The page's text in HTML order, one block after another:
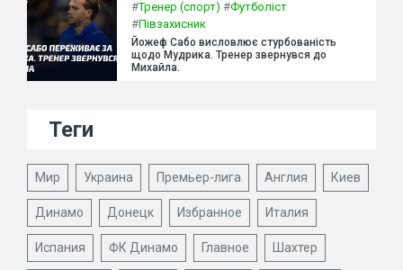
#Тренер (спорт) #Футболіст
#Півзахисник
Йожеф Сабо висловлює стурбованість
щодо Мудрика. Тренер звернувся до
Михайла.
Теги
Мир Украина Премьер-лига Англия Киев
Динамо Донецк Избранное Италия
Испания ФК Динамо Главное Шахтер